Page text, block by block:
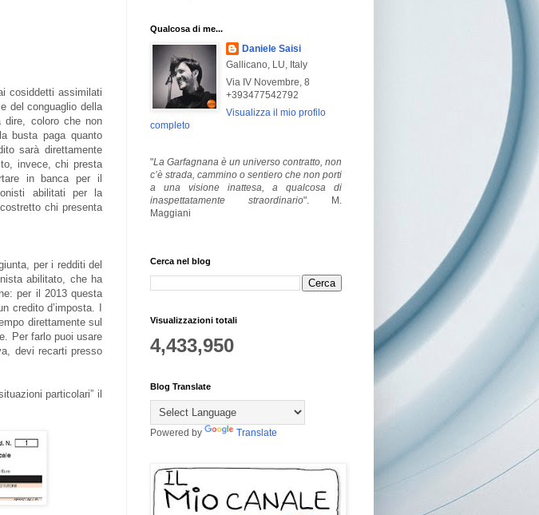
cosiddetti assimilati
del conguaglio della
dire, coloro che non
busta paga quanto
sarà direttamente
invece, chi presta
in banca per il
abilitati per la
chi presenta
per i redditi del
abilitato, che ha
per il 2013 questa
credito d’imposta. I
direttamente sul
Per farlo puoi usare
devi recarti presso
particolari” il
Qualcosa di me...
Daniele Saisi
Gallicano, LU, Italy
Via IV Novembre, 8
+393477542792
Visualizza il mio profilo
completo
"La Garfagnana è un universo contratto, non
c’è strada, cammino o sentiero che non porti
a una visione inattesa, a qualcosa di
inaspettatamente straordinario". M.
Maggiani
Cerca nel blog
Visualizzazioni totali
4,433,950
Blog Translate
Powered by Translate